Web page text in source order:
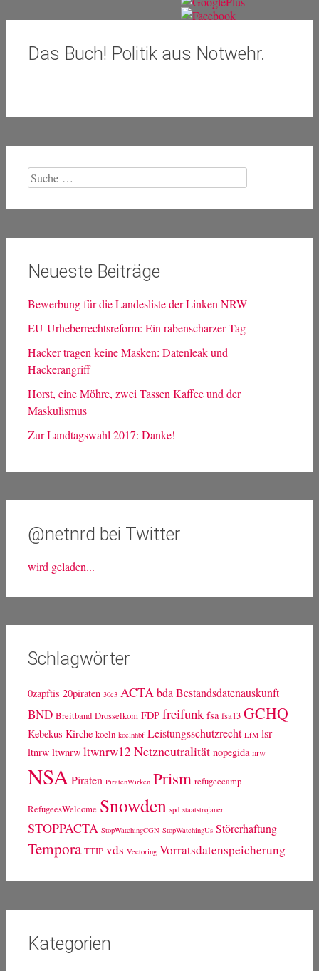
Das Buch! Politik aus Notwehr.
Suche
nach:
Neueste Beiträge
Bewerbung für die Landesliste der Linken NRW
EU-Urheberrechtsreform: Ein rabenscharzer Tag
Hacker tragen keine Masken: Datenleak und
Hackerangriff
Horst, eine Möhre, zwei Tassen Kaffee und der
Maskulismus
Zur Landtagswahl 2017: Danke!
@netnrd bei Twitter
wird geladen...
Schlagwörter
0zapftis 20piraten 30c3 ACTAbdaBestandsdatenauskunft
BND Breitband Drosselkom FDP freifunk fsa fsa13 GCHQ
Kebekus Kirche koeln koelnhbf Leistungsschutzrecht LfM lsr
ltnrw ltwnrw ltwnrw12 Netzneutralität nopegida nrw
NSAPiraten PiratenWirken Prism refugeecamp
RefugeesWelcome Snowden spd staatstrojaner
STOPPACTA StopWatchingCGN StopWatchingUs Störerhaftung
Tempora TTIP vds Vectoring Vorratsdatenspeicherung
Kategorien